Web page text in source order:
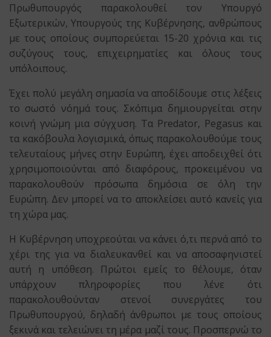
Πρωθυπουργός παρακολουθεί τον Υπουργό
Εξωτερικών, Υπουργούς της Κυβέρνησης, ανθρώπους
με τους οποίους συμπορεύεται 15-20 χρόνια και τις
συζύγους τους, επιχειρηματίες και όλους τους
υπόλοιπους.
Έχει πολύ μεγάλη σημασία να αποδίδουμε στις λέξεις
το σωστό νόημά τους. Σκόπιμα δημιουργείται στην
κοινή γνώμη μια σύγχυση. Τα Predator, Pegasus και
τα κακόβουλα λογισμικά, όπως παρακολουθούμε τους
τελευταίους μήνες στην Ευρώπη, έχει αποδειχθεί ότι
χρησιμοποιούνται από διαφόρους, προκειμένου να
παρακολουθούν πρόσωπα δημόσια σε όλη την
Ευρώπη. Δεν μπορεί να το αποκλείσει αυτό κανείς για
τη χώρα μας.
Η Κυβέρνηση υποχρεούται να κάνει ό,τι περνά από το
χέρι της για να διαλευκανθεί και να αποσαφηνιστεί
αυτή η υπόθεση. Πρώτοι εμείς το θέλουμε, όταν
υπάρχουν πληροφορίες που λένε ότι
παρακολουθούνταν στενοί συνεργάτες του
Πρωθυπουργού, δηλαδή άνθρωποι με τους οποίους
ξεκινά και τελειώνει τη μέρα μαζί τους. Προσπερνώ το